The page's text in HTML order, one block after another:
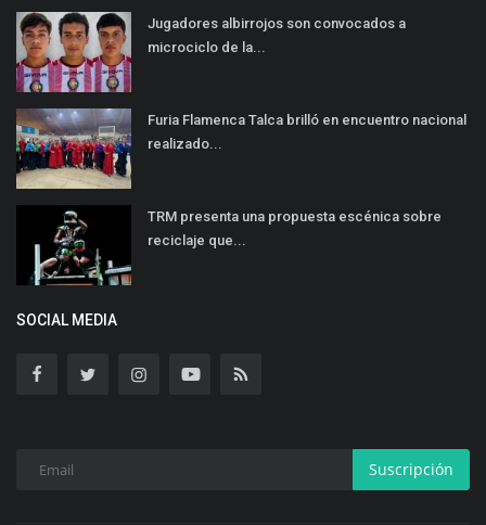
Jugadores albirrojos son convocados a
microciclo de la...
Furia Flamenca Talca brilló en encuentro nacional
realizado...
TRM presenta una propuesta escénica sobre
reciclaje que...
SOCIAL MEDIA
Suscripción